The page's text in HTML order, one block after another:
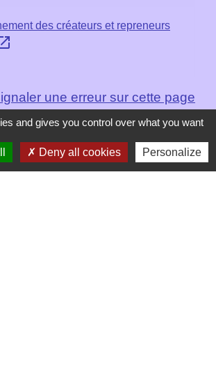
des créateurs et repreneurs
une erreur sur cette page
Contacts
and gives you control over what you want
Deny all cookies Personalize